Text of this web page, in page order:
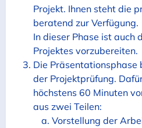
Projekt. Ihnen steht die
beratend zur Verfügung.
In dieser Phase ist auch
Projektes vorzubereiten.
Die Präsentationsphase
der Projektprüfung.
höchstens 60 Minuten
aus zwei Teilen:
Vorstellung der